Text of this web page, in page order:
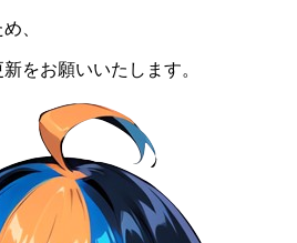
、
をお願いいたします。